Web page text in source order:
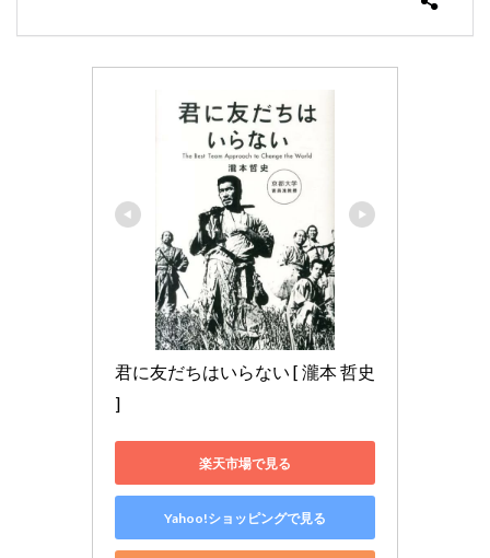
君に友だちはいらない [ 瀧本 哲史
]
楽天市場で見る
Yahoo!ショッピングで見る